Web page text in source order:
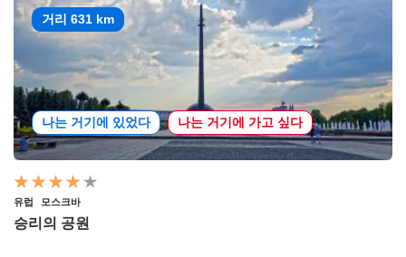
거리 631 km
나는 거기에 있었다 나는 거기에 가고 싶다
유럽 모스크바
승리의 공원